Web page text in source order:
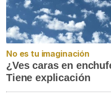
No es tu imaginación
¿Ves caras en
Tiene explicación